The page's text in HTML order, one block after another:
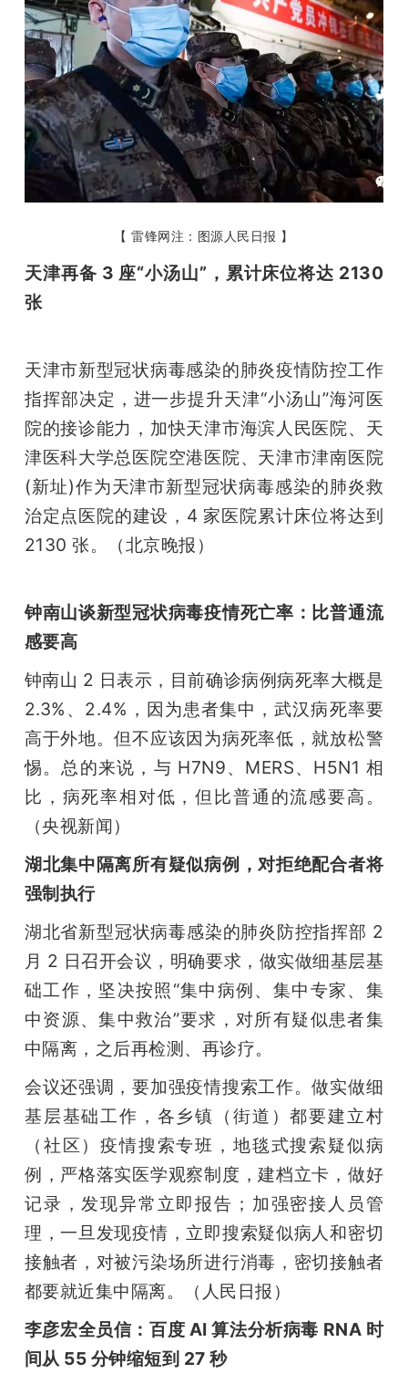
【 雷锋网注：图源人民日报 】
天津再备 3 座“小汤山”，累计床位将达 2130
张
天津市新型冠状病毒感染的肺炎疫情防控工作
指挥部决定，进一步提升天津“小汤山”海河医
院的接诊能力，加快天津市海滨人民医院、天
津医科大学总医院空港医院、天津市津南医院
(新址)作为天津市新型冠状病毒感染的肺炎救
治定点医院的建设，4 家医院累计床位将达到
2130 张。（北京晚报）
钟南山谈新型冠状病毒疫情死亡率：比普通流
感要高
钟南山 2 日表示，目前确诊病例病死率大概是
2.3%、2.4%，因为患者集中，武汉病死率要
高于外地。但不应该因为病死率低，就放松警
惕。总的来说，与 H7N9、MERS、H5N1 相
比，病死率相对低，但比普通的流感要高。
（央视新闻）
湖北集中隔离所有疑似病例，对拒绝配合者将
强制执行
湖北省新型冠状病毒感染的肺炎防控指挥部 2
月 2 日召开会议，明确要求，做实做细基层基
础工作，坚决按照“集中病例、集中专家、集
中资源、集中救治”要求，对所有疑似患者集
中隔离，之后再检测、再诊疗。
会议还强调，要加强疫情搜索工作。做实做细
基层基础工作，各乡镇（街道）都要建立村
（社区）疫情搜索专班，地毯式搜索疑似病
例，严格落实医学观察制度，建档立卡，做好
记录，发现异常立即报告；加强密接人员管
理，一旦发现疫情，立即搜索疑似病人和密切
接触者，对被污染场所进行消毒，密切接触者
都要就近集中隔离。（人民日报）
李彦宏全员信：百度 AI 算法分析病毒 RNA 时
间从 55 分钟缩短到 27 秒